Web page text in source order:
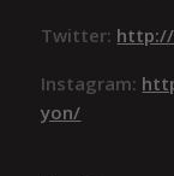
Twitter:
Instagram:
yon/